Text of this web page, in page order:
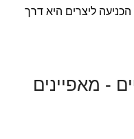
ליצרים היא דרך
- מאפיינים